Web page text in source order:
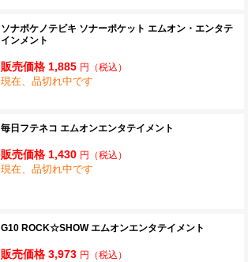
ソナポケノテビキ ソナーポケット エムオン・エンタテ
インメント
販売価格 1,885 円 （税込）
現在、品切れ中です
毎日フテネコ エムオンエンタテイメント
販売価格 1,430 円 （税込）
現在、品切れ中です
G10 ROCK☆SHOW エムオンエンタテイメント
販売価格 3,973 円 （税込）